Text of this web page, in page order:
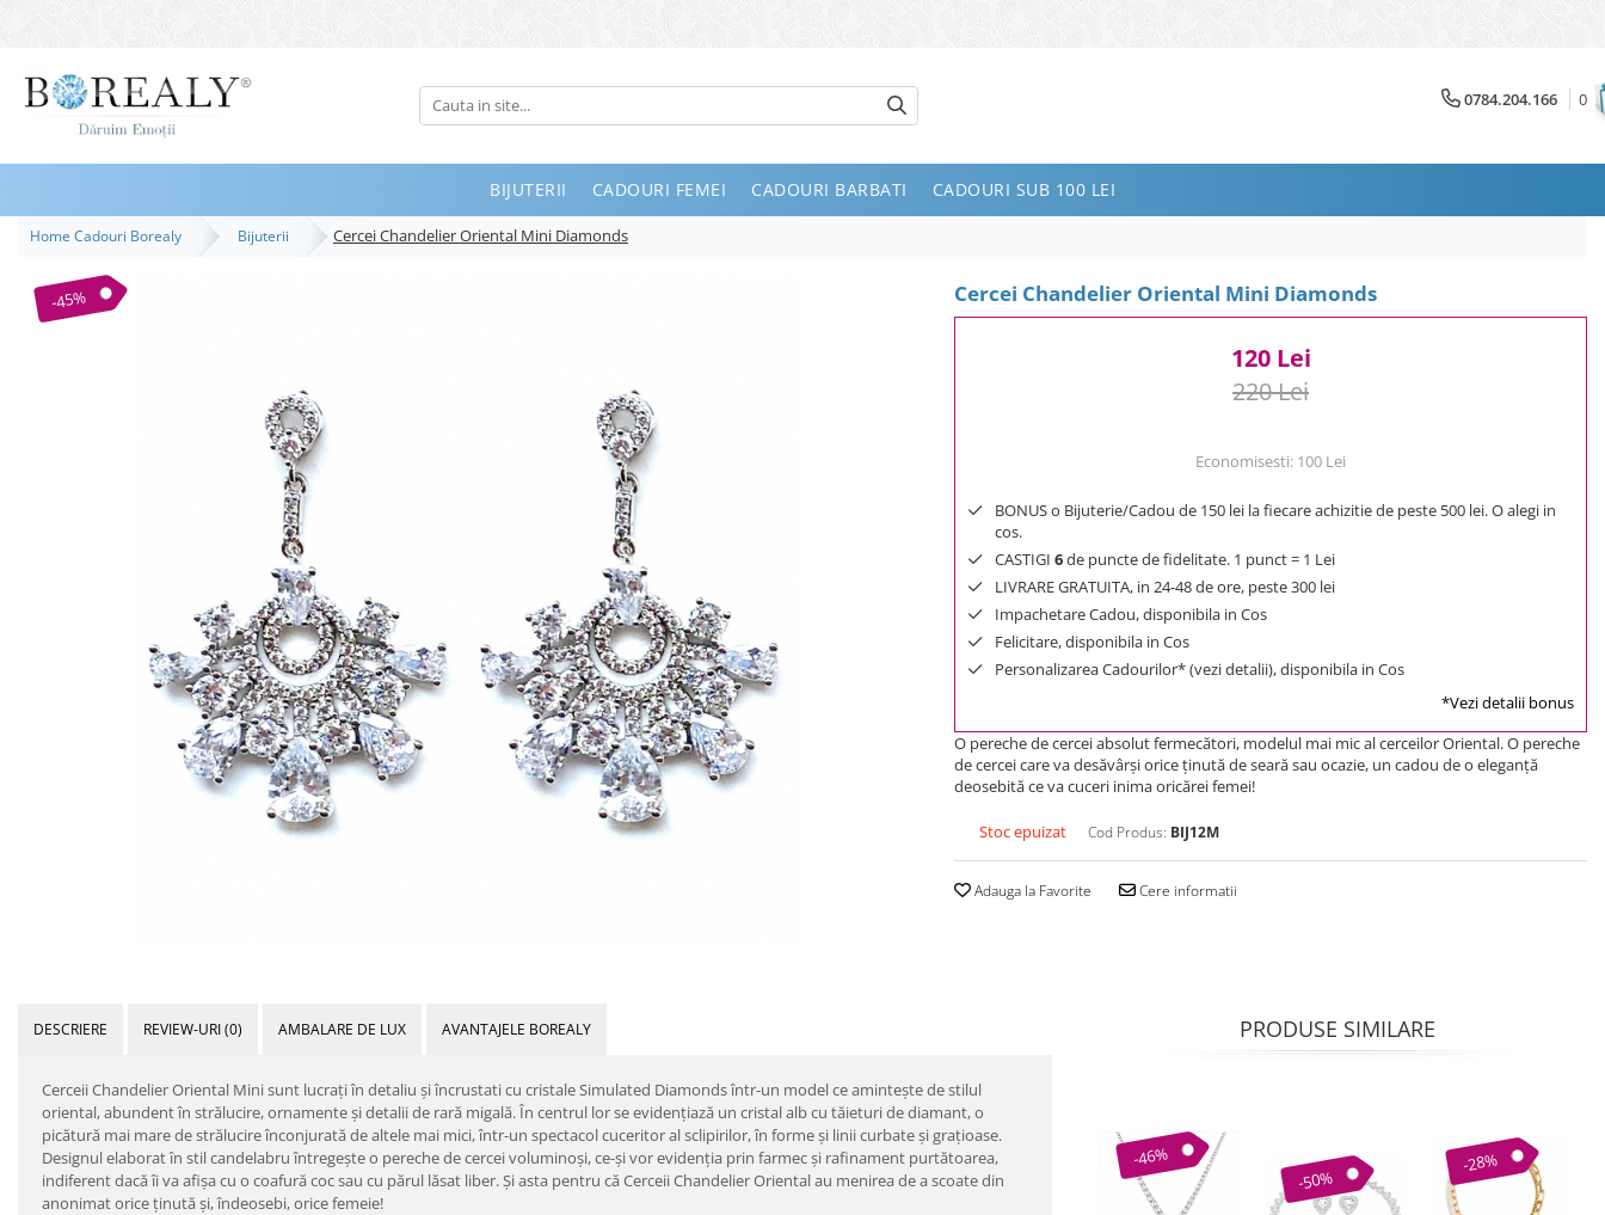
Bijuterii
Inele
Bratari
Coliere
Seturi
Cele mai vandute
0784.204.166 0
BIJUTERII CADOURI FEMEI CADOURI BARBATI CADOURI SUB 100 LEI
Home Cadouri Borealy Bijuterii Cercei Chandelier Oriental Mini Diamonds
Cercei Chandelier Oriental Mini Diamonds
-45%
120 Lei
220 Lei
Economisesti: 100 Lei
BONUS o Bijuterie/Cadou de 150 lei la fiecare achizitie de peste 500 lei. O alegi in
cos.
CASTIGI 6de puncte de fidelitate. 1 punct = 1 Lei
LIVRARE GRATUITA, in 24-48 de ore, peste 300 lei
Impachetare Cadou, disponibila in Cos
Felicitare, disponibila in Cos
Personalizarea Cadourilor* (vezi detalii), disponibila in Cos
*Vezi detalii bonus
O pereche de cercei absolut fermecători, modelul mai mic al cerceilor Oriental. O pereche
de cercei care va desăvârşi orice ţinută de seară sau ocazie, un cadou de o eleganţă
deosebită ce va cuceri inima oricărei femei!
Stoc epuizat Cod Produs: BIJ12M
Adauga la Favorite Cere informatii
DESCRIERE REVIEW-URI(0) AMBALARE DE LUX AVANTAJELE BOREALY
Cerceii Chandelier Oriental Mini sunt lucraţi în detaliu şi încrustati cu cristale Simulated Diamonds într-un model ce aminteşte de stilul
oriental, abundent în strălucire, ornamente şi detalii de rară migală. În centrul lor se evidenţiază un cristal alb cu tăieturi de diamant, o
picătură mai mare de strălucire înconjurată de altele mai mici, într-un spectacol cuceritor al sclipirilor, în forme şi linii curbate şi graţioase.
Designul elaborat în stil candelabru întregeşte o pereche de cercei voluminoşi, ce-şi vor evidenţia prin farmec şi rafinament purtătoarea,
indiferent dacă îi va afişa cu o coafură coc sau cu părul lăsat liber. Şi asta pentru că Cerceii Chandelier Oriental au menirea de a scoate din
anonimat orice ţinută şi, îndeosebi, orice femeie!
PRODUSE SIMILARE
-46%
-50%
-28%